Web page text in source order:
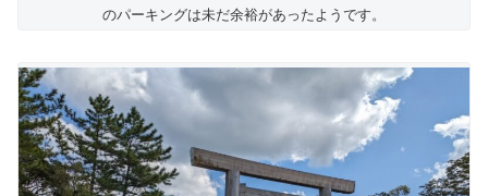
のパーキングは未だ余裕があったようです。